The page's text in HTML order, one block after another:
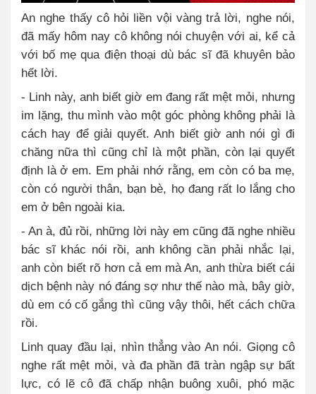
An nghe thấy cô hỏi liền vội vàng trả lời, nghe nói,
đã mấy hôm nay cô không nói chuyện với ai, kể cả
với bố mẹ qua điện thoại dù bác sĩ đã khuyên bảo
hết lời.
- Linh này, anh biết giờ em đang rất mệt mỏi, nhưng
im lặng, thu mình vào một góc phòng không phải là
cách hay để giải quyết. Anh biết giờ anh nói gì đi
chăng nữa thì cũng chỉ là một phần, còn lại quyết
định là ở em. Em phải nhớ rằng, em còn có ba mẹ,
còn có người thân, bạn bè, họ đang rất lo lắng cho
em ở bên ngoài kia.
- An à, đủ rồi, những lời này em cũng đã nghe nhiều
bác sĩ khác nói rồi, anh không cần phải nhắc lại,
anh còn biết rõ hơn cả em mà An, anh thừa biết cái
dịch bệnh này nó đáng sợ như thế nào mà, bây giờ,
dù em có cố gắng thì cũng vậy thôi, hết cách chữa
rồi.
Linh quay đầu lại, nhìn thẳng vào An nói. Giọng cô
nghe rất mệt mỏi, và đa phần đã tràn ngập sự bất
lực, có lẽ cô đã chấp nhận buông xuôi, phó mặc